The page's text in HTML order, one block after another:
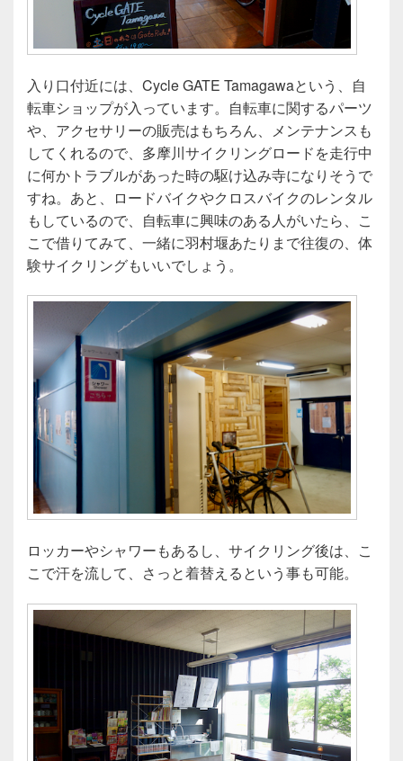
入り口付近には、Cycle GATE Tamagawaという、自
転車ショップが入っています。自転車に関するパーツ
や、アクセサリーの販売はもちろん、メンテナンスも
してくれるので、多摩川サイクリングロードを走行中
に何かトラブルがあった時の駆け込み寺になりそうで
すね。あと、ロードバイクやクロスバイクのレンタル
もしているので、自転車に興味のある人がいたら、こ
こで借りてみて、一緒に羽村堰あたりまで往復の、体
験サイクリングもいいでしょう。
ロッカーやシャワーもあるし、サイクリング後は、こ
こで汗を流して、さっと着替えるという事も可能。